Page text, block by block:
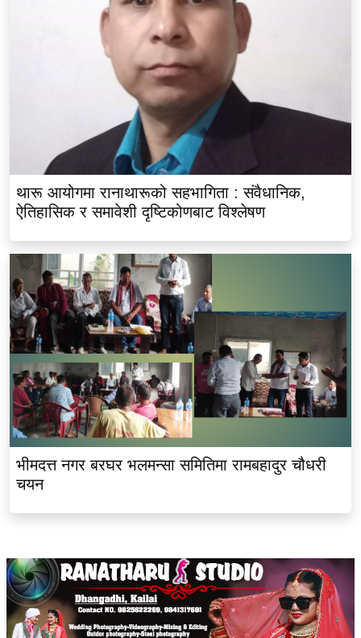
थारू आयोगमा रानाथारूको सहभागिता : संवैधानिक,
ऐतिहासिक र समावेशी दृष्टिकोणबाट विश्लेषण
भीमदत्त नगर बरघर भलमन्सा समितिमा रामबहादुर चौधरी
चयन